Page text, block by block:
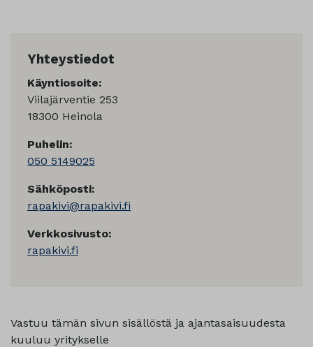
Yhteystiedot
Käyntiosoite:
Viilajärventie 253
18300 Heinola
Puhelin:
050 5149025
Sähköposti:
rapakivi@rapakivi.fi
Verkkosivusto:
rapakivi.fi
Vastuu tämän sivun sisällöstä ja ajantasaisuudesta
kuuluu yritykselle